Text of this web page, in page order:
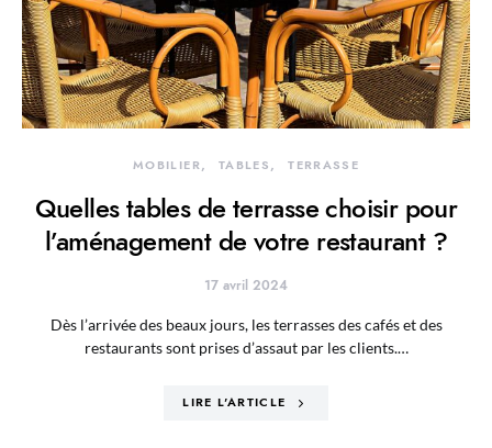
MOBILIER TABLES TERRASSE
Quelles tables de terrasse choisir pour
l’aménagement de votre restaurant ?
17 avril 2024
Dès l’arrivée des beaux jours, les terrasses des cafés et des
restaurants sont prises d’assaut par les clients.…
LIRE L'ARTICLE